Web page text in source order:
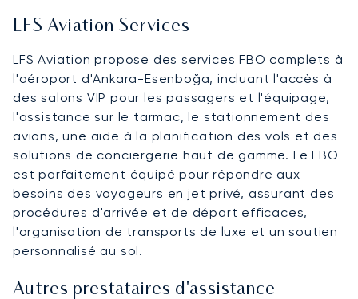
LFS Aviation Services
LFS Aviation propose des services FBO complets à
l'aéroport d'Ankara-Esenboğa, incluant l'accès à
des salons VIP pour les passagers et l'équipage,
l'assistance sur le tarmac, le stationnement des
avions, une aide à la planification des vols et des
solutions de conciergerie haut de gamme. Le FBO
est parfaitement équipé pour répondre aux
besoins des voyageurs en jet privé, assurant des
procédures d'arrivée et de départ efficaces,
l'organisation de transports de luxe et un soutien
personnalisé au sol.
Autres prestataires d'assistance